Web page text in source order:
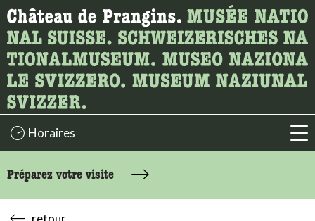
Recherche
Ici, vous pouvez rechercher le contenu de la page.
Horaires
Préparez votre visite